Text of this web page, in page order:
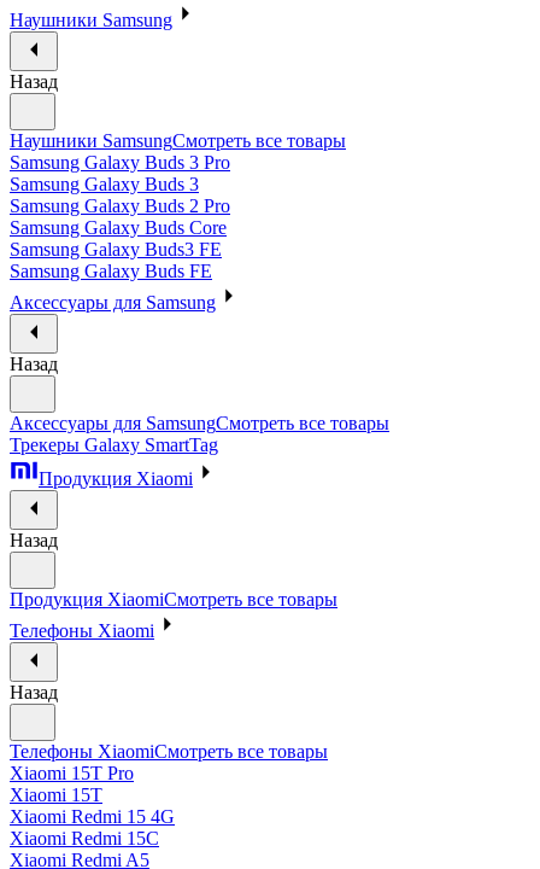
Наушники Samsung
Назад
Наушники SamsungСмотреть все товары
Samsung Galaxy Buds 3 Pro
Samsung Galaxy Buds 3
Samsung Galaxy Buds 2 Pro
Samsung Galaxy Buds Core
Samsung Galaxy Buds3 FE
Samsung Galaxy Buds FE
Аксессуары для Samsung
Назад
Аксессуары для SamsungСмотреть все товары
Трекеры Galaxy SmartTag
Продукция Xiaomi
Назад
Продукция XiaomiСмотреть все товары
Телефоны Xiaomi
Назад
Телефоны XiaomiСмотреть все товары
Xiaomi 15T Pro
Xiaomi 15T
Xiaomi Redmi 15 4G
Xiaomi Redmi 15C
Xiaomi Redmi A5